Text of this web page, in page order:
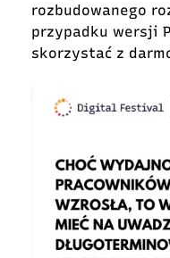
rozbudowanego
przypadku wersji
skorzystać z